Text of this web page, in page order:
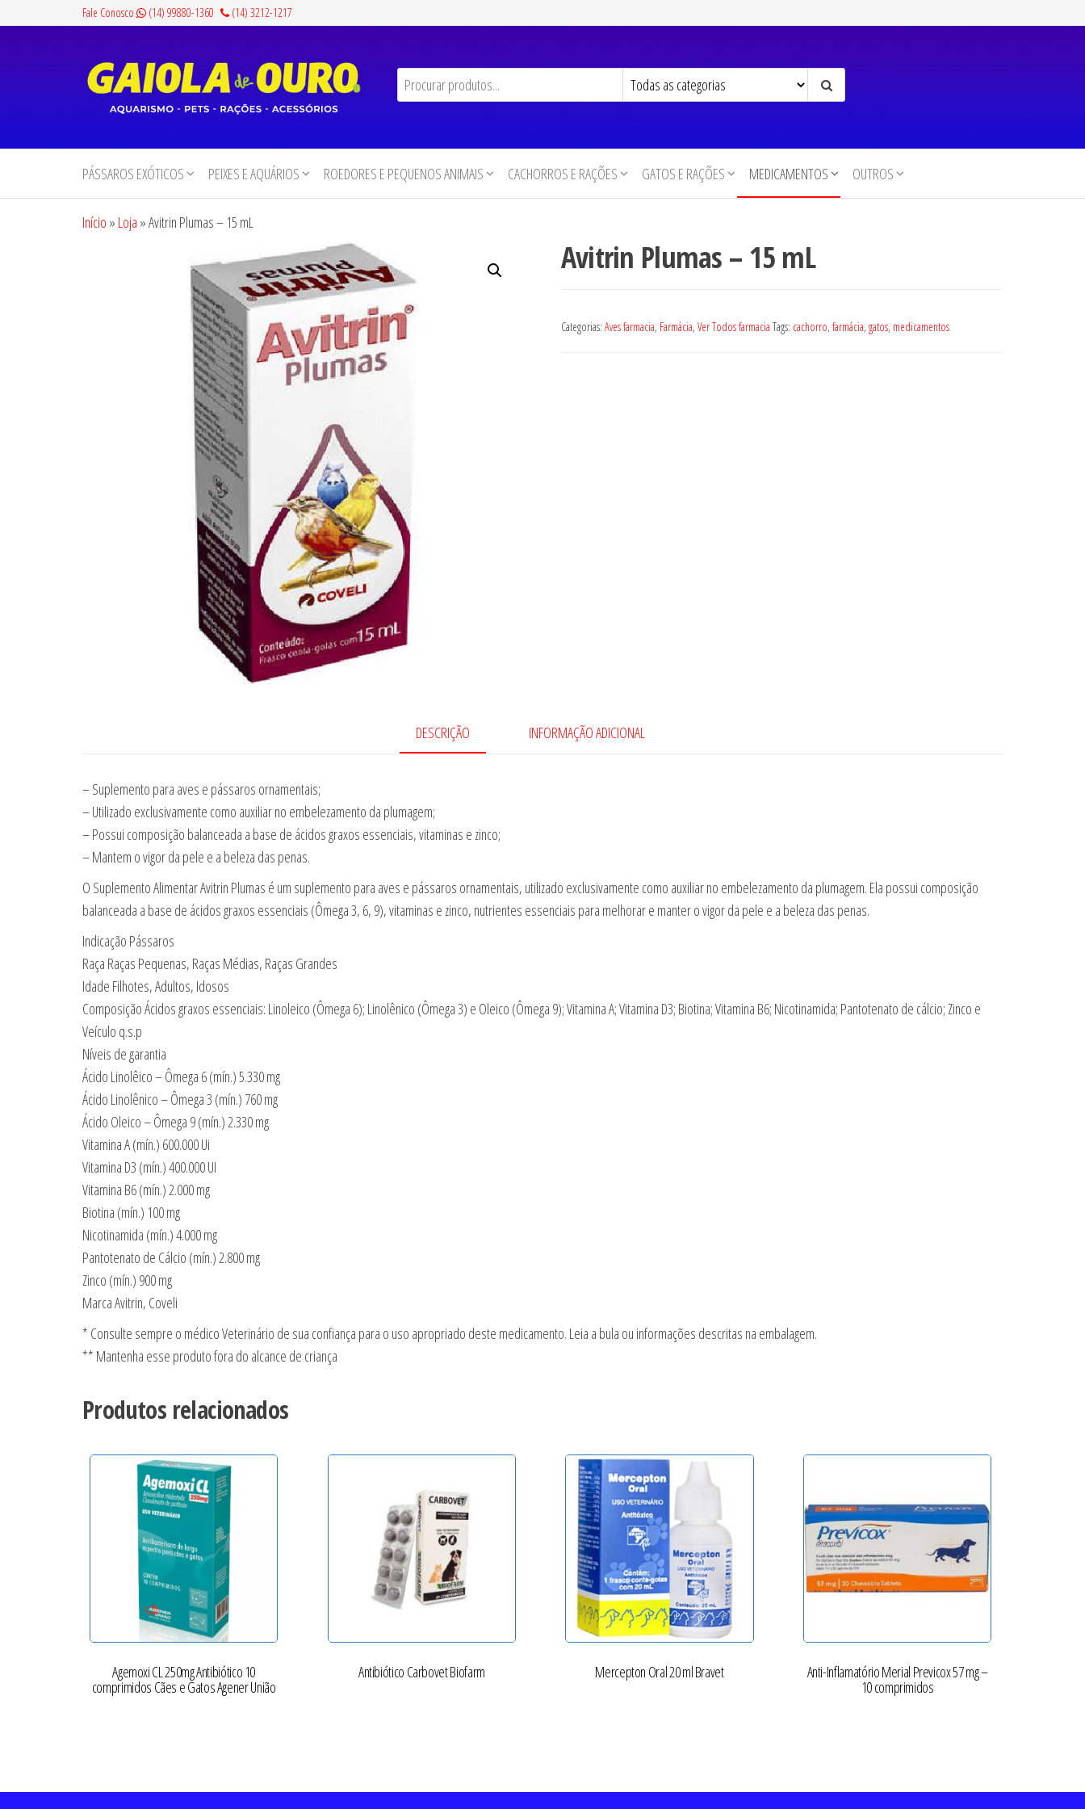
Fale Conosco (14) 99880-1360 (14) 3212-1217
de
Ouro
Pets,
Rações e
PÁSSAROS EXÓTICOS PEIXES E AQUÁRIOS ROEDORES E PEQUENOS ANIMAIS CACHORROS E RAÇÕES GATOS E RAÇÕES MEDICAMENTOS OUTROS
Início » Loja »Avitrin Plumas – 15 mL
Avitrin Plumas – 15 mL
Categorias: Aves farmacia, Farmácia, Ver Todos farmacia Tags: cachorro, farmácia, gatos, medicamentos
DESCRIÇÃO INFORMAÇÃO ADICIONAL
– Suplemento para aves e pássaros ornamentais;
– Utilizado exclusivamente como auxiliar no embelezamento da plumagem;
– Possui composição balanceada a base de ácidos graxos essenciais, vitaminas e zinco;
– Mantem o vigor da pele e a beleza das penas.
O Suplemento Alimentar Avitrin Plumas é um suplemento para aves e pássaros ornamentais, utilizado exclusivamente como auxiliar no embelezamento da plumagem. Ela possui composição
balanceada a base de ácidos graxos essenciais (Ômega 3, 6, 9), vitaminas e zinco, nutrientes essenciais para melhorar e manter o vigor da pele e a beleza das penas.
Indicação Pássaros
Raça Raças Pequenas, Raças Médias, Raças Grandes
Idade Filhotes, Adultos, Idosos
Composição Ácidos graxos essenciais: Linoleico (Ômega 6); Linolênico (Ômega 3) e Oleico (Ômega 9); Vitamina A; Vitamina D3; Biotina; Vitamina B6; Nicotinamida; Pantotenato de cálcio; Zinco e
Veículo q.s.p
Níveis de garantia
Ácido Linolêico – Ômega 6 (mín.) 5.330 mg
Ácido Linolênico – Ômega 3 (mín.) 760 mg
Ácido Oleico – Ômega 9 (mín.) 2.330 mg
Vitamina A (mín.) 600.000 Ui
Vitamina D3 (mín.) 400.000 UI
Vitamina B6 (mín.) 2.000 mg
Biotina (mín.) 100 mg
Nicotinamida (mín.) 4.000 mg
Pantotenato de Cálcio (mín.) 2.800 mg
Zinco (mín.) 900 mg
Marca Avitrin, Coveli
* Consulte sempre o médico Veterinário de sua confiança para o uso apropriado deste medicamento. Leia a bula ou informações descritas na embalagem.
** Mantenha esse produto fora do alcance de criança
Produtos relacionados
Agemoxi CL 250mg Antibiótico 10
comprimidos Cães e Gatos Agener União
Antibiótico Carbovet Biofarm Mercepton Oral 20 ml Bravet Anti-Inflamatório Merial Previcox 57 mg –
10 comprimidos